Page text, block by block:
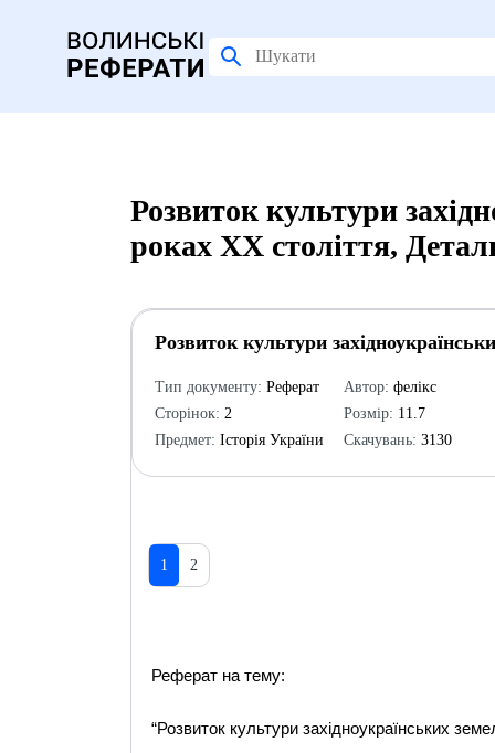
Розвиток культури
роках ХХ століття,
Розвиток культури
Тип документу: Реферат
Сторінок: 2
Предмет: Історія України
Автор: фелікс
Розмір: 11.7
Скачувань: 3130
1 2
Реферат на тему:
“Розвиток культури західноукраїнських